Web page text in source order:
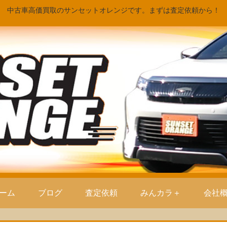
中古車高価買取のサンセットオレンジです。まずは査定依頼から！
ム ブログ 査定依頼 みんカラ＋ 会社